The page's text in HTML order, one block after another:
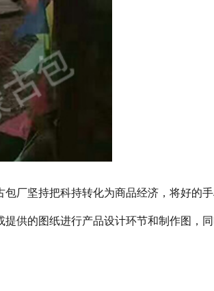
厂坚持把科持转化为商品经济，将好的
供的图纸进行产品设计环节和制作图，